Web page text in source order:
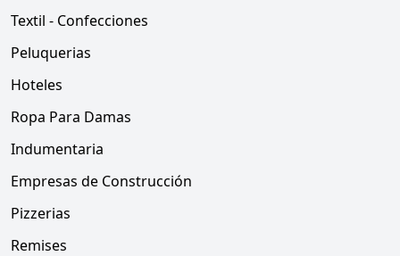
Textil - Confecciones
Peluquerias
Hoteles
Ropa Para Damas
Indumentaria
Empresas de Construcción
Pizzerias
Remises